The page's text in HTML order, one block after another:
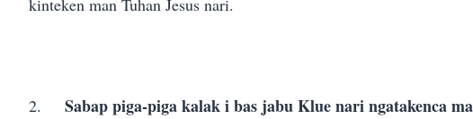
kinteken man Tuhan Jesus nari.
2.
Sabap piga-piga kalak i bas jabu Klue nari ngatakenca